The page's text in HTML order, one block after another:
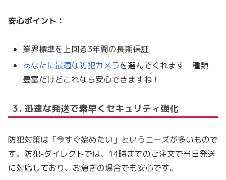
安心ポイント：
業界標準を上回る3年間の長期保証
あなたに最適な防犯カメラを選んでくれます 種類
豊富だけどこれなら安心できますね！
3. 迅速な発送で素早くセキュリティ強化
防犯対策は「今すぐ始めたい」というニーズが多いもので
す。防犯-ダイレクトでは、14時までのご注文で当日発送
に対応しており、お急ぎの場合でも安心です。